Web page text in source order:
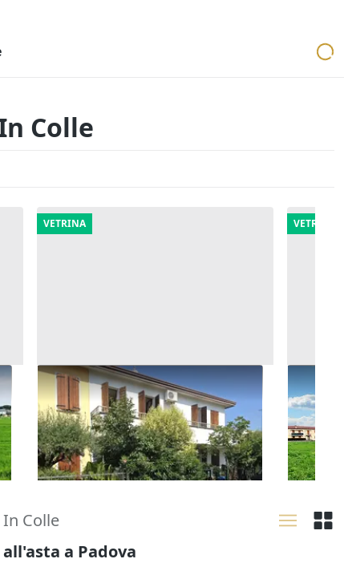
Colle
VETRINA
Asta Abitazione cielo terra con
cortile e cantina
Montegrotto Terme (Padova)
195.000 €
20/10/2026
VETRINA
Asta
di
16/
Colle
a Padova